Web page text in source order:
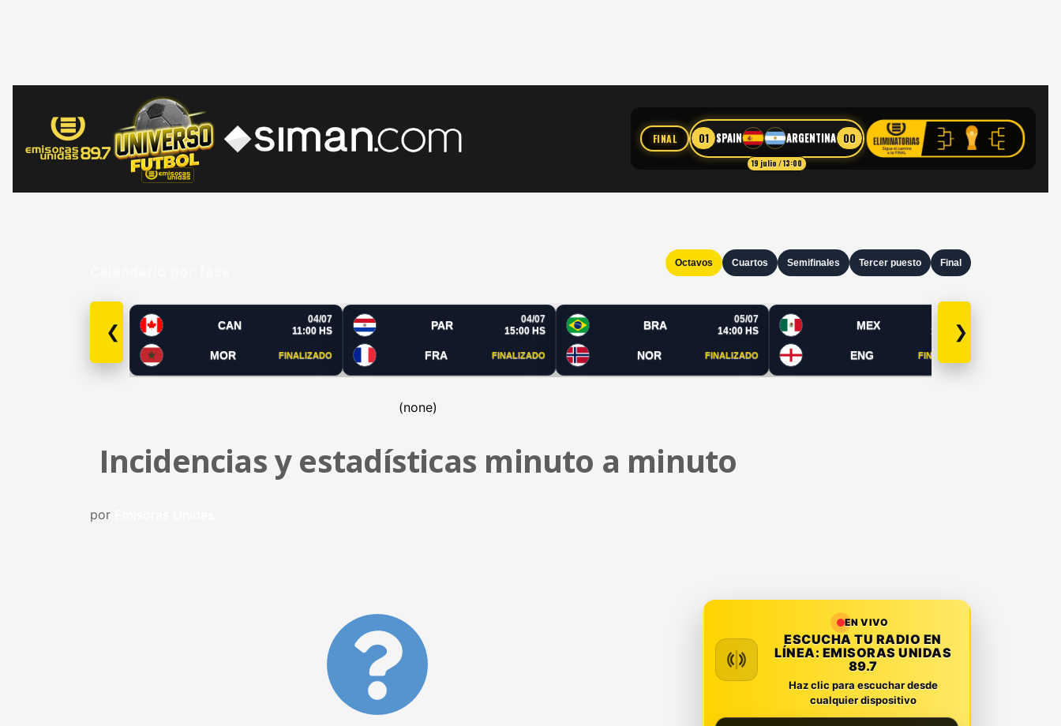
FINAL 01 SPAIN ARGENTINA 00
19 julio / 13:00
Octavos Cuartos Semifinales Tercer puesto Final
❮ CAN
04/07
11:00 HS
MOR FINALIZADO
PAR
04/07
15:00 HS
FRA FINALIZADO
BRA
05/07
14:00 HS
NOR FINALIZADO
MEX
19:00 HS
ENG FINALIZADO
❯
(none)
Incidencias y estadísticas minuto a minuto
por
EN VIVO
ESCUCHA TU RADIO EN
LÍNEA: EMISORAS UNIDAS
89.7
Haz clic para escuchar desde
cualquier dispositivo